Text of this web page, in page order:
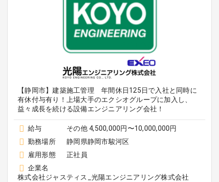
【静岡市】建築施工管理 年間休日125日で入社と同時に
有休付与有り！上場大手のエクシオグループに加入し、
益々成長を続ける設備エンジニアリング会社！
給与
その他 4,500,000円〜10,000,000円
勤務場所
静岡県静岡市駿河区
雇用形態
正社員
企業名
株式会社ジャスティス_光陽エンジニアリング株式会社